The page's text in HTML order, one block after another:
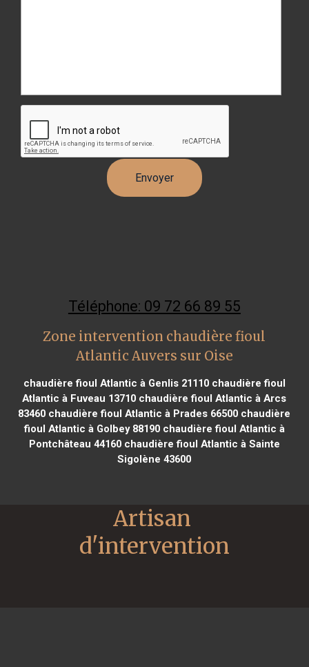
Téléphone: 09 72 66 89 55
Zone intervention chaudière fioul
Atlantic Auvers sur Oise
chaudière fioul Atlantic à Genlis 21110chaudière fioul
Atlantic à Fuveau 13710 chaudière fioul Atlantic à Arcs
83460 chaudière fioul Atlantic à Prades 66500 chaudière
fioul Atlantic à Golbey 88190chaudière fioul Atlantic à
Pontchâteau 44160chaudière fioul Atlantic à Sainte
Sigolène 43600
Artisan
d'intervention